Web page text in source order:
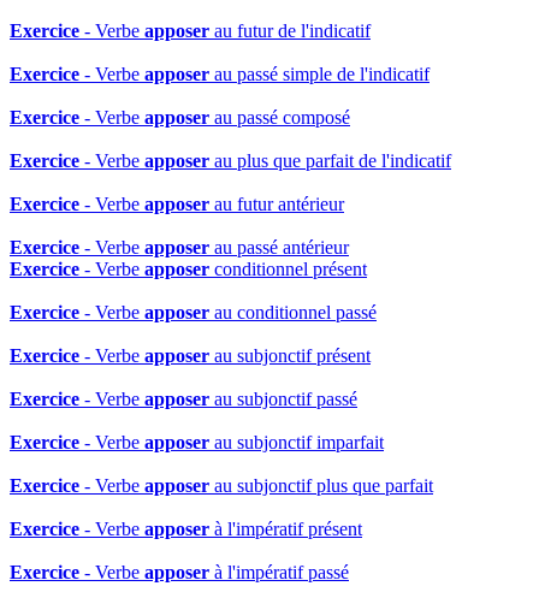
Exercice - Verbe apposer au futur de l'indicatif
Exercice - Verbe apposer au passé simple de l'indicatif
Exercice - Verbe apposer au passé composé
Exercice - Verbe apposer au plus que parfait de l'indicatif
Exercice - Verbe apposer au futur antérieur
Exercice - Verbe apposer au passé antérieur
Exercice - Verbe apposer conditionnel présent
Exercice - Verbe apposer au conditionnel passé
Exercice - Verbe apposer au subjonctif présent
Exercice - Verbe apposer au subjonctif passé
Exercice - Verbe apposer au subjonctif imparfait
Exercice - Verbe apposer au subjonctif plus que parfait
Exercice - Verbe apposer à l'impératif présent
Exercice - Verbe apposer à l'impératif passé